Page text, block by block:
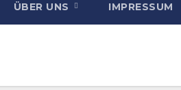
ÜBER UNS IMPRESSUM